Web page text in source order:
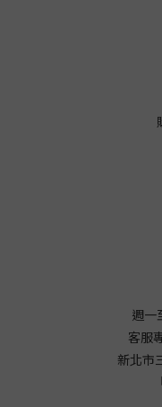
週一
客服
新北市